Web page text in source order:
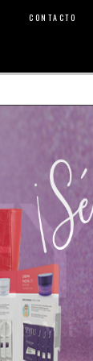
CONTACTO